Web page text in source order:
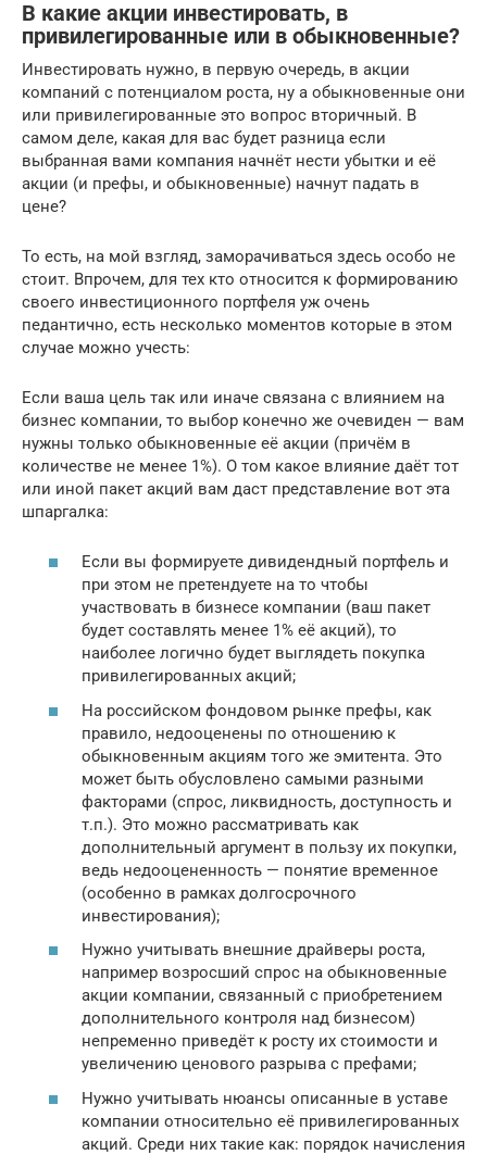
В какие акции инвестировать, в
привилегированные или в обыкновенные?
Инвестировать нужно, в первую очередь, в акции
компаний с потенциалом роста, ну а обыкновенные они
или привилегированные это вопрос вторичный. В
самом деле, какая для вас будет разница если
выбранная вами компания начнёт нести убытки и её
акции (и префы, и обыкновенные) начнут падать в
цене?
То есть, на мой взгляд, заморачиваться здесь особо не
стоит. Впрочем, для тех кто относится к формированию
своего инвестиционного портфеля уж очень
педантично, есть несколько моментов которые в этом
случае можно учесть:
Если ваша цель так или иначе связана с влиянием на
бизнес компании, то выбор конечно же очевиден — вам
нужны только обыкновенные её акции (причём в
количестве не менее 1%). О том какое влияние даёт тот
или иной пакет акций вам даст представление вот эта
шпаргалка:
Если вы формируете дивидендный портфель и
при этом не претендуете на то чтобы
участвовать в бизнесе компании (ваш пакет
будет составлять менее 1% её акций), то
наиболее логично будет выглядеть покупка
привилегированных акций;
На российском фондовом рынке префы, как
правило, недооценены по отношению к
обыкновенным акциям того же эмитента. Это
может быть обусловлено самыми разными
факторами (спрос, ликвидность, доступность и
т.п.). Это можно рассматривать как
дополнительный аргумент в пользу их покупки,
ведь недооцененность — понятие временное
(особенно в рамках долгосрочного
инвестирования);
Нужно учитывать внешние драйверы роста,
например возросший спрос на обыкновенные
акции компании, связанный с приобретением
дополнительного контроля над бизнесом)
непременно приведёт к росту их стоимости и
увеличению ценового разрыва с префами;
Нужно учитывать нюансы описанные в уставе
компании относительно её привилегированных
акций. Среди них такие как: порядок начисления